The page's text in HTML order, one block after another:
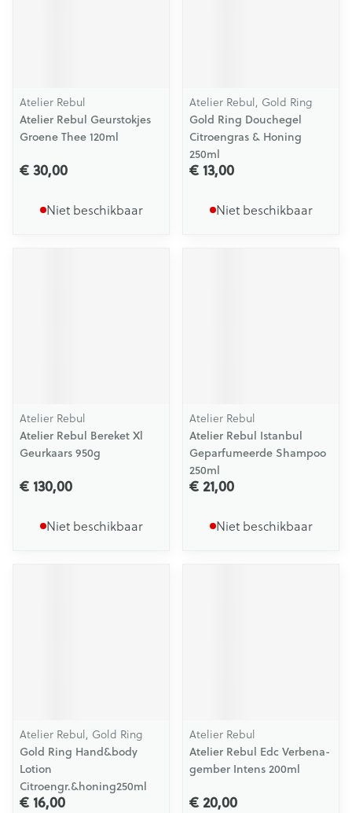
Atelier Rebul
Atelier Rebul Geurstokjes
Groene Thee 120ml
€ 30,00
Niet beschikbaar
Atelier Rebul, Gold Ring
Gold Ring Douchegel
Citroengras & Honing
250ml
€ 13,00
Niet beschikbaar
Atelier Rebul
Atelier Rebul Bereket Xl
Geurkaars 950g
€ 130,00
Niet beschikbaar
Atelier Rebul
Atelier Rebul Istanbul
Geparfumeerde Shampoo
250ml
€ 21,00
Niet beschikbaar
Atelier Rebul, Gold Ring
Gold Ring Hand&body
Lotion
Citroengr.&honing250ml
€ 16,00
Atelier Rebul
Atelier Rebul Edc Verbena-
gember Intens 200ml
€ 20,00